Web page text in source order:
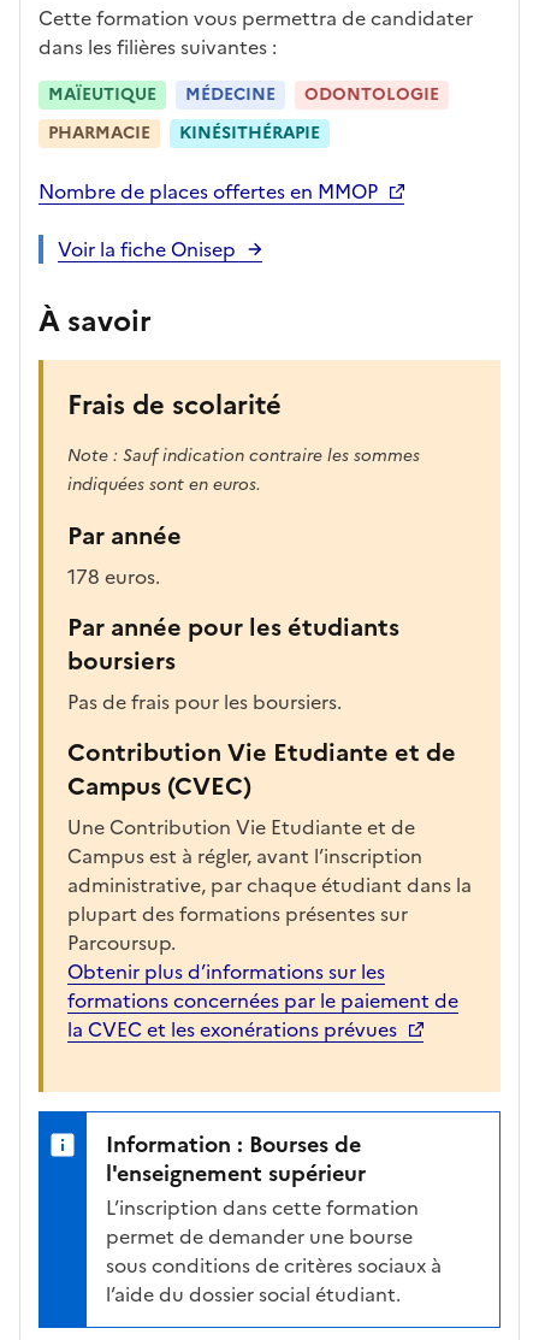
di
d
at
ur
e
Cette formation vous permettra de candidater
dans les filières suivantes :
MAÏEUTIQUE MÉDECINE
ODONTOLOGIE
PHARMACIE
KINÉSITHÉRAPIE
Nombre de places offertes en MMOP
Voir la fiche Onisep
À savoir
Frais de scolarité
Note : Sauf indication contraire les sommes
indiquées sont en euros.
Par année
178 euros.
Par année pour les étudiants
boursiers
Pas de frais pour les boursiers.
Contribution Vie Etudiante et de
Campus (CVEC)
Une Contribution Vie Etudiante et de
Campus est à régler, avant l’inscription
administrative, par chaque étudiant dans la
plupart des formations présentes sur
Parcoursup.
Obtenir plus d’informations sur les
formations concernées par le paiement de
la CVEC et les exonérations prévues
Information : Bourses de
l'enseignement supérieur
L’inscription dans cette formation
permet de demander une bourse
sous conditions de critères sociaux à
l’aide du dossier social étudiant.